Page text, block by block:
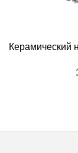
Керамический